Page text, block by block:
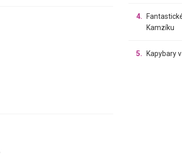
4.
Kamzíku
5. Kapybary